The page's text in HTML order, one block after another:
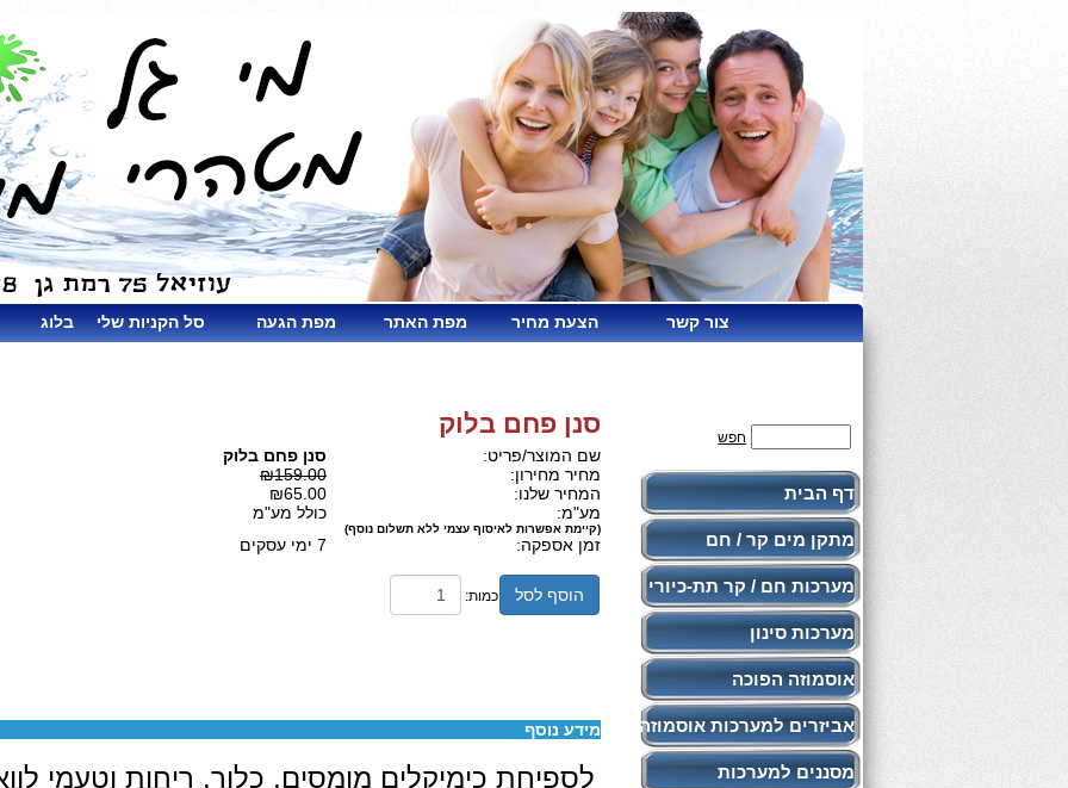
צור קשר הצעת מחיר מפת האתר מפת הגעה סל הקניות שלי בלוג
חפש
דף הבית
מתקן מים קר / חם
מערכות חם / קר תת-כיורי
מערכות סינון
אוסמוזה הפוכה
אביזרים למערכות אוסמוזה
מסננים למערכות
סנן פחם בלוק
שם המוצר/פריט:
סנן פחם בלוק
מחיר מחירון:
₪159.00
המחיר שלנו:
₪65.00
מע"מ:
כולל מע"מ
(קיימת אפשרות לאיסוף עצמי ללא תשלום נוסף)
זמן אספקה: 7 ימי עסקים
הוסף לסל כמות:
מידע נוסף
לספיחת כימיקלים מומסים, כלור, ריחות וטעמי